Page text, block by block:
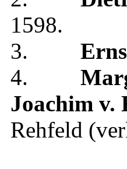
1598.
3.
4.
Joachim v.
Rehfeld